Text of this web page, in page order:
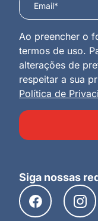
Ao preencher o
termos de uso.
alterações de
respeitar a sua
Política de
Siga nossas